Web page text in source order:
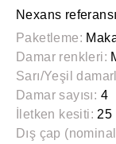
Nexans
Paketleme:
Damar renkleri:
Sarı/Yeşil
Damar sayısı: 4
İletken kesiti: 25
Dış çap